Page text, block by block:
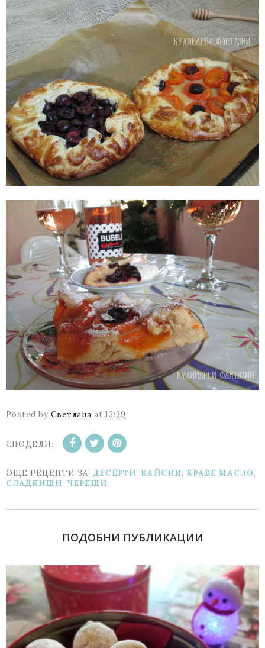
Posted by Светлана at 13:39
СПОДЕЛИ:
ОЩЕ РЕЦЕПТИ ЗА: ДЕСЕРТИ, КАЙСИИ, КРАВЕ МАСЛО,
СЛАДКИШИ, ЧЕРЕШИ
ПОДОБНИ ПУБЛИКАЦИИ